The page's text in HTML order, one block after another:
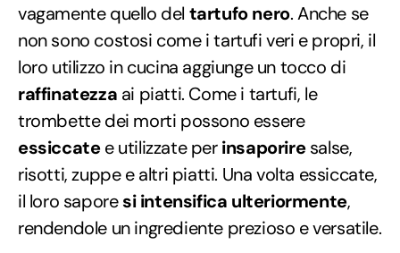
vagamente quello del tartufo nero. Anche se
non sono costosi come i tartufi veri e propri, il
loro utilizzo in cucina aggiunge un tocco di
raffinatezza ai piatti. Come i tartufi, le
trombette dei morti possono essere
essiccatee utilizzate perinsaporiresalse,
risotti, zuppe e altri piatti. Una volta essiccate,
il loro saporesi intensifica ulteriormente,
rendendole un ingrediente prezioso e versatile.